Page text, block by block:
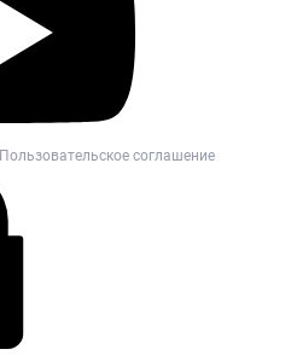
Пользовательское соглашение